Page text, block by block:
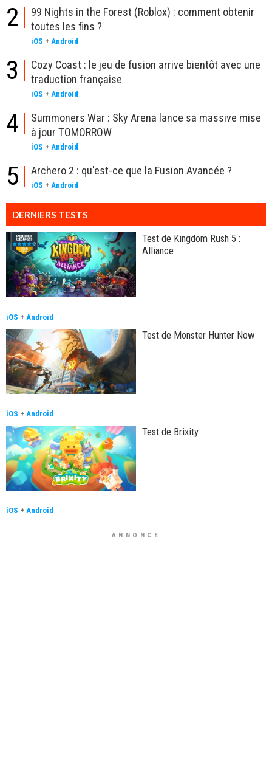
2
99 Nights in the Forest (Roblox) : comment obtenir
toutes les fins ?
iOS + Android
3
Cozy Coast : le jeu de fusion arrive bientôt avec une
traduction française
iOS + Android
4
Summoners War : Sky Arena lance sa massive mise
à jour TOMORROW
iOS + Android
5 Archero 2 : qu'est-ce que la Fusion Avancée ?
iOS + Android
DERNIERS TESTS
Test de Kingdom Rush 5 :
Alliance
iOS + Android
Test de Monster Hunter Now
iOS + Android
Test de Brixity
iOS + Android
ANNONCE